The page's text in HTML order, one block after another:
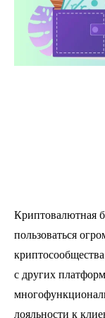
Криптовалютная
пользоваться
с других
лояльности к